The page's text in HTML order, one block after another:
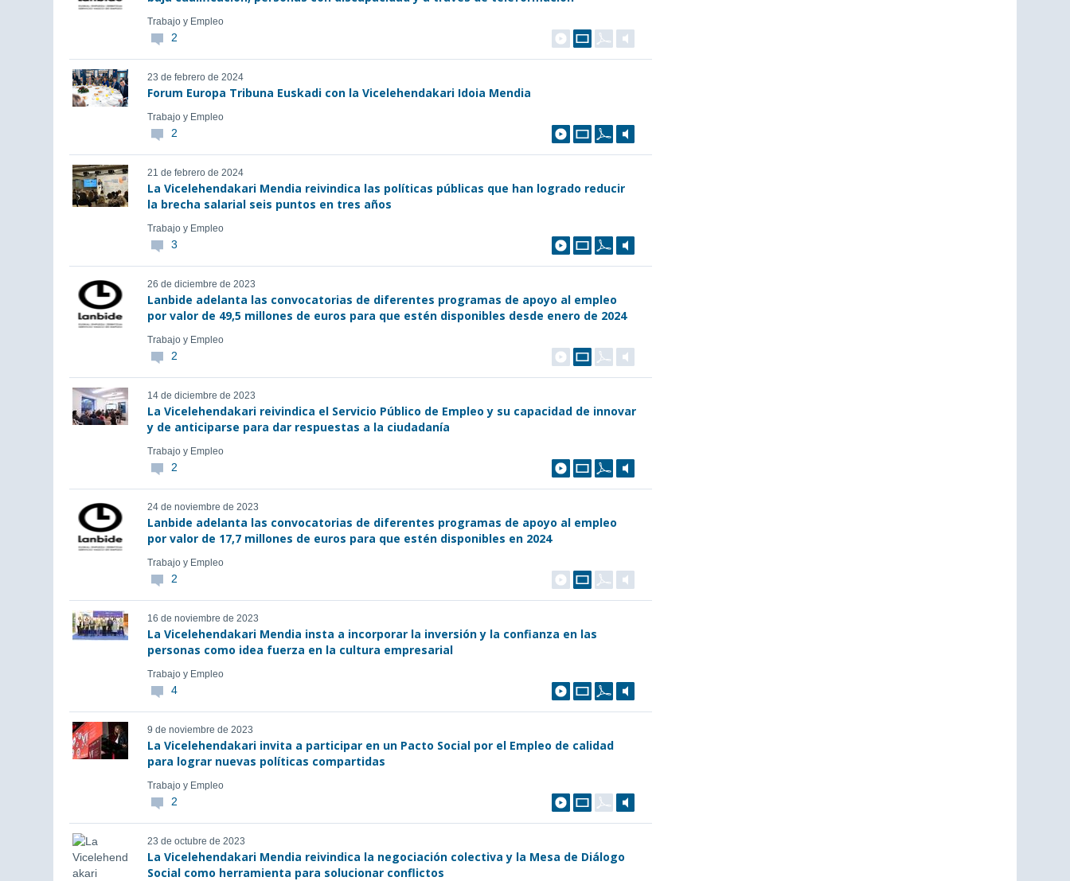
Trabajo y Empleo
2
23 de febrero de 2024
Forum Europa Tribuna Euskadi con la Vicelehendakari Idoia Mendia
Trabajo y Empleo
2
21 de febrero de 2024
La Vicelehendakari Mendia reivindica las políticas públicas que han logrado reducir
la brecha salarial seis puntos en tres años
Trabajo y Empleo
3
26 de diciembre de 2023
Lanbide adelanta las convocatorias de diferentes programas de apoyo al empleo
por valor de 49,5 millones de euros para que estén disponibles desde enero de 2024
Trabajo y Empleo
2
14 de diciembre de 2023
La Vicelehendakari reivindica el Servicio Público de Empleo y su capacidad de innovar
y de anticiparse para dar respuestas a la ciudadanía
Trabajo y Empleo
2
24 de noviembre de 2023
Lanbide adelanta las convocatorias de diferentes programas de apoyo al empleo
por valor de 17,7 millones de euros para que estén disponibles en 2024
Trabajo y Empleo
2
16 de noviembre de 2023
La Vicelehendakari Mendia insta a incorporar la inversión y la confianza en las
personas como idea fuerza en la cultura empresarial
Trabajo y Empleo
4
9 de noviembre de 2023
La Vicelehendakari invita a participar en un Pacto Social por el Empleo de calidad
para lograr nuevas políticas compartidas
Trabajo y Empleo
2
23 de octubre de 2023
La Vicelehendakari Mendia reivindica la negociación colectiva y la Mesa de Diálogo
Social como herramienta para solucionar conflictos